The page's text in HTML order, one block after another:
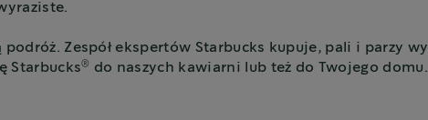
Zespół ekspertów Starbucks kupuje, pali i parzy
Starbucks® do naszych kawiarni lub też do Twojego domu.